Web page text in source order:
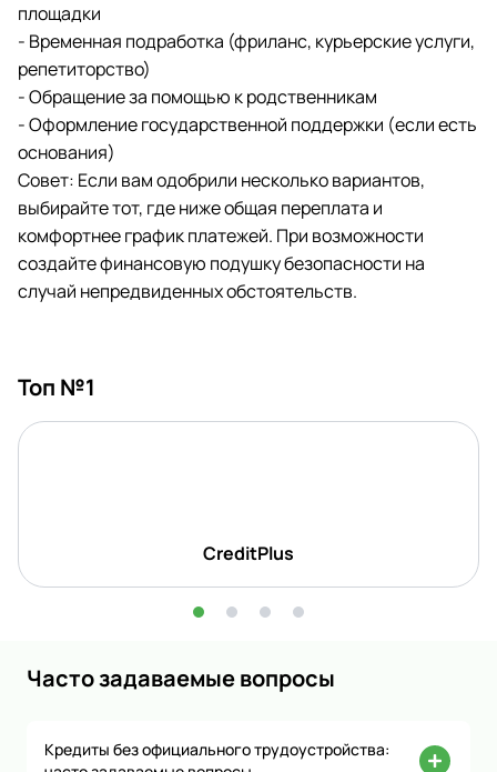
площадки
- Временная подработка (фриланс, курьерские услуги,
репетиторство)
- Обращение за помощью к родственникам
- Оформление государственной поддержки (если есть
основания)
Совет: Если вам одобрили несколько вариантов,
выбирайте тот, где ниже общая переплата и
комфортнее график платежей. При возможности
создайте финансовую подушку безопасности на
случай непредвиденных обстоятельств.
Топ №1
CreditPlus
Часто задаваемые вопросы
Кредиты без официального трудоустройства: